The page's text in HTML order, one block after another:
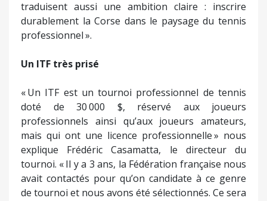
traduisent aussi une ambition claire : inscrire
durablement la Corse dans le paysage du tennis
professionnel ».
Un ITF très prisé
« Un ITF est un tournoi professionnel de tennis
doté de 30 000 $, réservé aux joueurs
professionnels ainsi qu’aux joueurs amateurs,
mais qui ont une licence professionnelle » nous
explique Frédéric Casamatta, le directeur du
tournoi. « Il y a 3 ans, la Fédération française nous
avait contactés pour qu’on candidate à ce genre
de tournoi et nous avons été sélectionnés. Ce sera